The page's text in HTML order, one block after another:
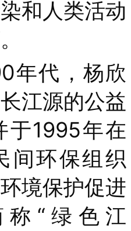
和人类活动
年代，杨欣
江源的公益
于1995年在
间环保组织
境保护促进
“绿色江